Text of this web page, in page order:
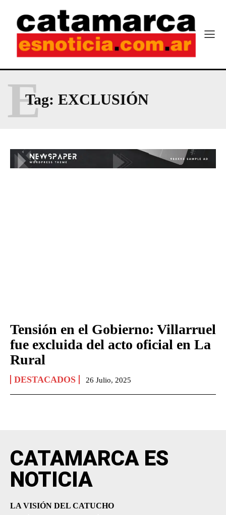
Tag: EXCLUSIÓN
E
Tensión en el Gobierno: Villarruel
fue excluida del acto oficial en La
Rural
DESTACADOS 26 Julio, 2025
CATAMARCA ES
NOTICIA
LA VISIÓN DEL CATUCHO